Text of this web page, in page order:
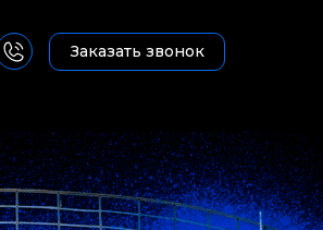
Заказать звонок